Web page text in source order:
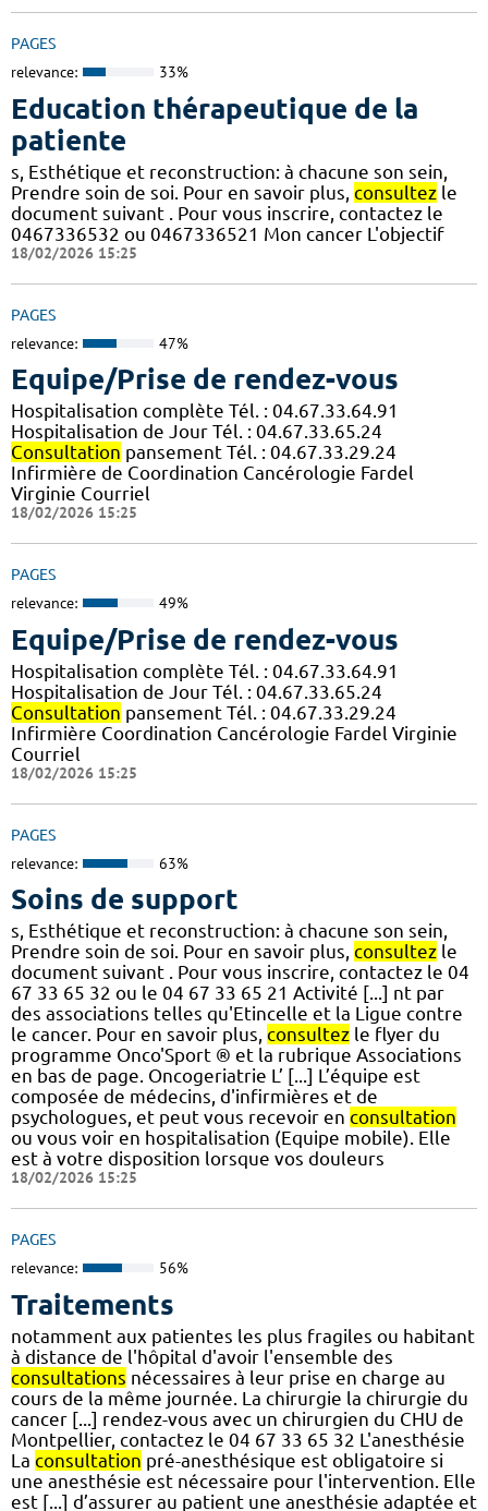
PAGES
relevance: 33%
Education thérapeutique de la
patiente
s, Esthétique et reconstruction: à chacune son sein,
Prendre soin de soi. Pour en savoir plus, consultez le
document suivant . Pour vous inscrire, contactez le
0467336532 ou 0467336521 Mon cancer L'objectif
18/02/2026 15:25
PAGES
relevance: 47%
Equipe/Prise de rendez-vous
Hospitalisation complète Tél. : 04.67.33.64.91
Hospitalisation de Jour Tél. : 04.67.33.65.24
Consultation pansement Tél. : 04.67.33.29.24
Infirmière de Coordination Cancérologie Fardel
Virginie Courriel
18/02/2026 15:25
PAGES
relevance: 49%
Equipe/Prise de rendez-vous
Hospitalisation complète Tél. : 04.67.33.64.91
Hospitalisation de Jour Tél. : 04.67.33.65.24
Consultation pansement Tél. : 04.67.33.29.24
Infirmière Coordination Cancérologie Fardel Virginie
Courriel
18/02/2026 15:25
PAGES
relevance: 63%
Soins de support
s, Esthétique et reconstruction: à chacune son sein,
Prendre soin de soi. Pour en savoir plus, consultez le
document suivant . Pour vous inscrire, contactez le 04
67 33 65 32 ou le 04 67 33 65 21 Activité [...] nt par
des associations telles qu'Etincelle et la Ligue contre
le cancer. Pour en savoir plus, consultez le flyer du
programme Onco'Sport ® et la rubrique Associations
en bas de page. Oncogeriatrie L’ [...] L’équipe est
composée de médecins, d'infirmières et de
psychologues, et peut vous recevoir en consultation
ou vous voir en hospitalisation (Equipe mobile). Elle
est à votre disposition lorsque vos douleurs
18/02/2026 15:25
PAGES
relevance: 56%
Traitements
notamment aux patientes les plus fragiles ou habitant
à distance de l'hôpital d'avoir l'ensemble des
consultations nécessaires à leur prise en charge au
cours de la même journée. La chirurgie la chirurgie du
cancer [...] rendez-vous avec un chirurgien du CHU de
Montpellier, contactez le 04 67 33 65 32 L'anesthésie
La consultation pré-anesthésique est obligatoire si
une anesthésie est nécessaire pour l'intervention. Elle
est [...] d’assurer au patient une anesthésie adaptée et